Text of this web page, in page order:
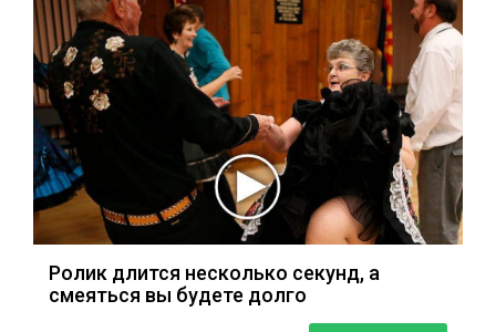
Ролик длится несколько секунд, а
смеяться вы будете долго